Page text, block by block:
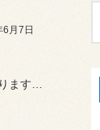
月7日